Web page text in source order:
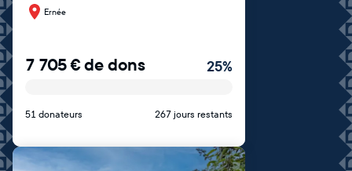
Ernée
7 705€de dons 25%
51 donateurs 267 jours restants